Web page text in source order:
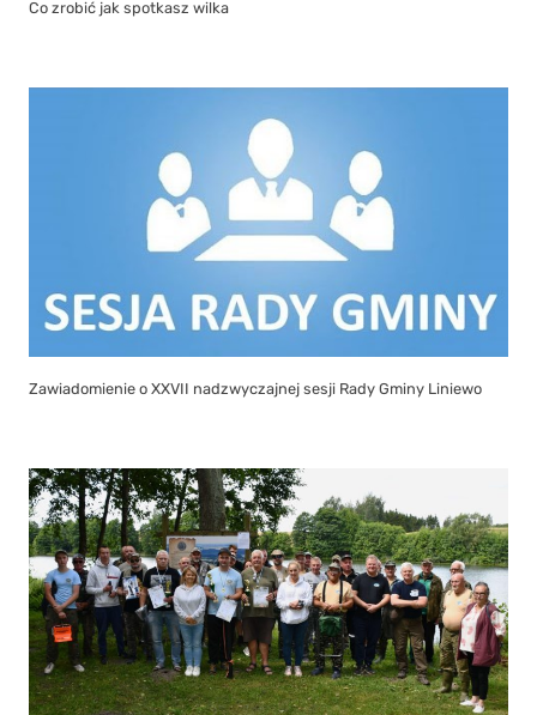
Co zrobić jak spotkasz wilka
Zawiadomienie o XXVII nadzwyczajnej sesji Rady Gminy Liniewo